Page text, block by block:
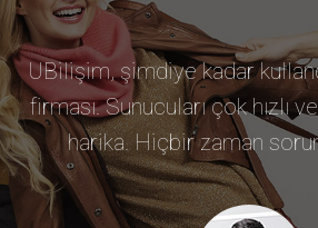
UBilişim, şimdiye kadar
firması. Sunucuları çok hızlı
harika. Hiçbir zaman